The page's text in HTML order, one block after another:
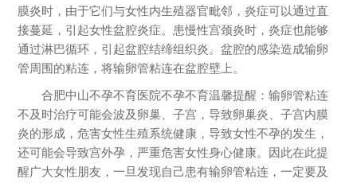
膜炎时，由于它们与女性内生殖器官毗邻，炎症可以通过直
接蔓延，引起女性盆腔炎症。患慢性宫颈炎时，炎症也能够
通过淋巴循环，引起盆腔结缔组织炎。盆腔的感染造成输卵
管周围的粘连，将输卵管粘连在盆腔壁上。
合肥中山不孕不育医院不孕不育温馨提醒：输卵管粘连
不及时治疗可能会波及卵巢、子宫，导致卵巢炎、子宫内膜
炎的形成，危害女性生殖系统健康，导致女性不孕的发生，
还可能会导致宫外孕，严重危害女性身心健康。因此在此提
醒广大女性朋友，一旦发现自己患有输卵管粘连，一定要及